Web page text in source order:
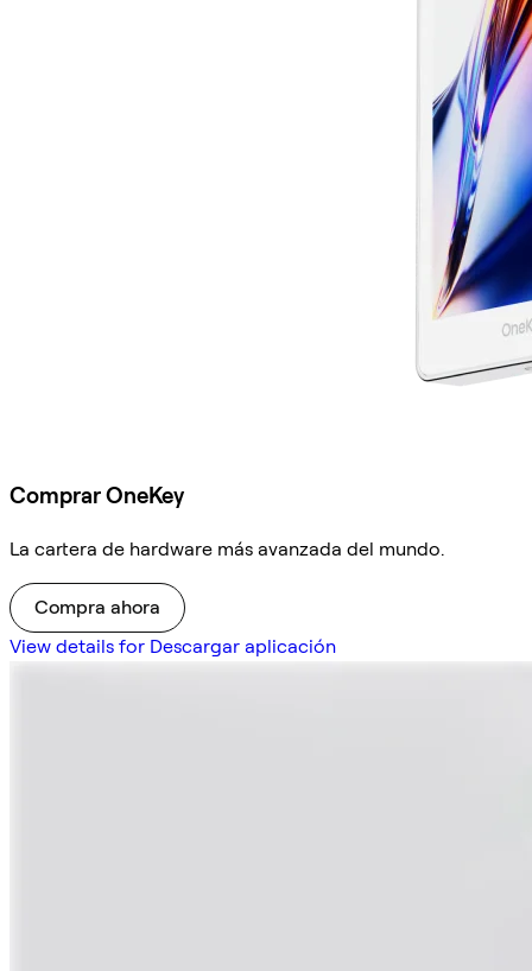
Comprar OneKey
La cartera de hardware más avanzada del mundo.
Compra ahora
View details for Descargar aplicación